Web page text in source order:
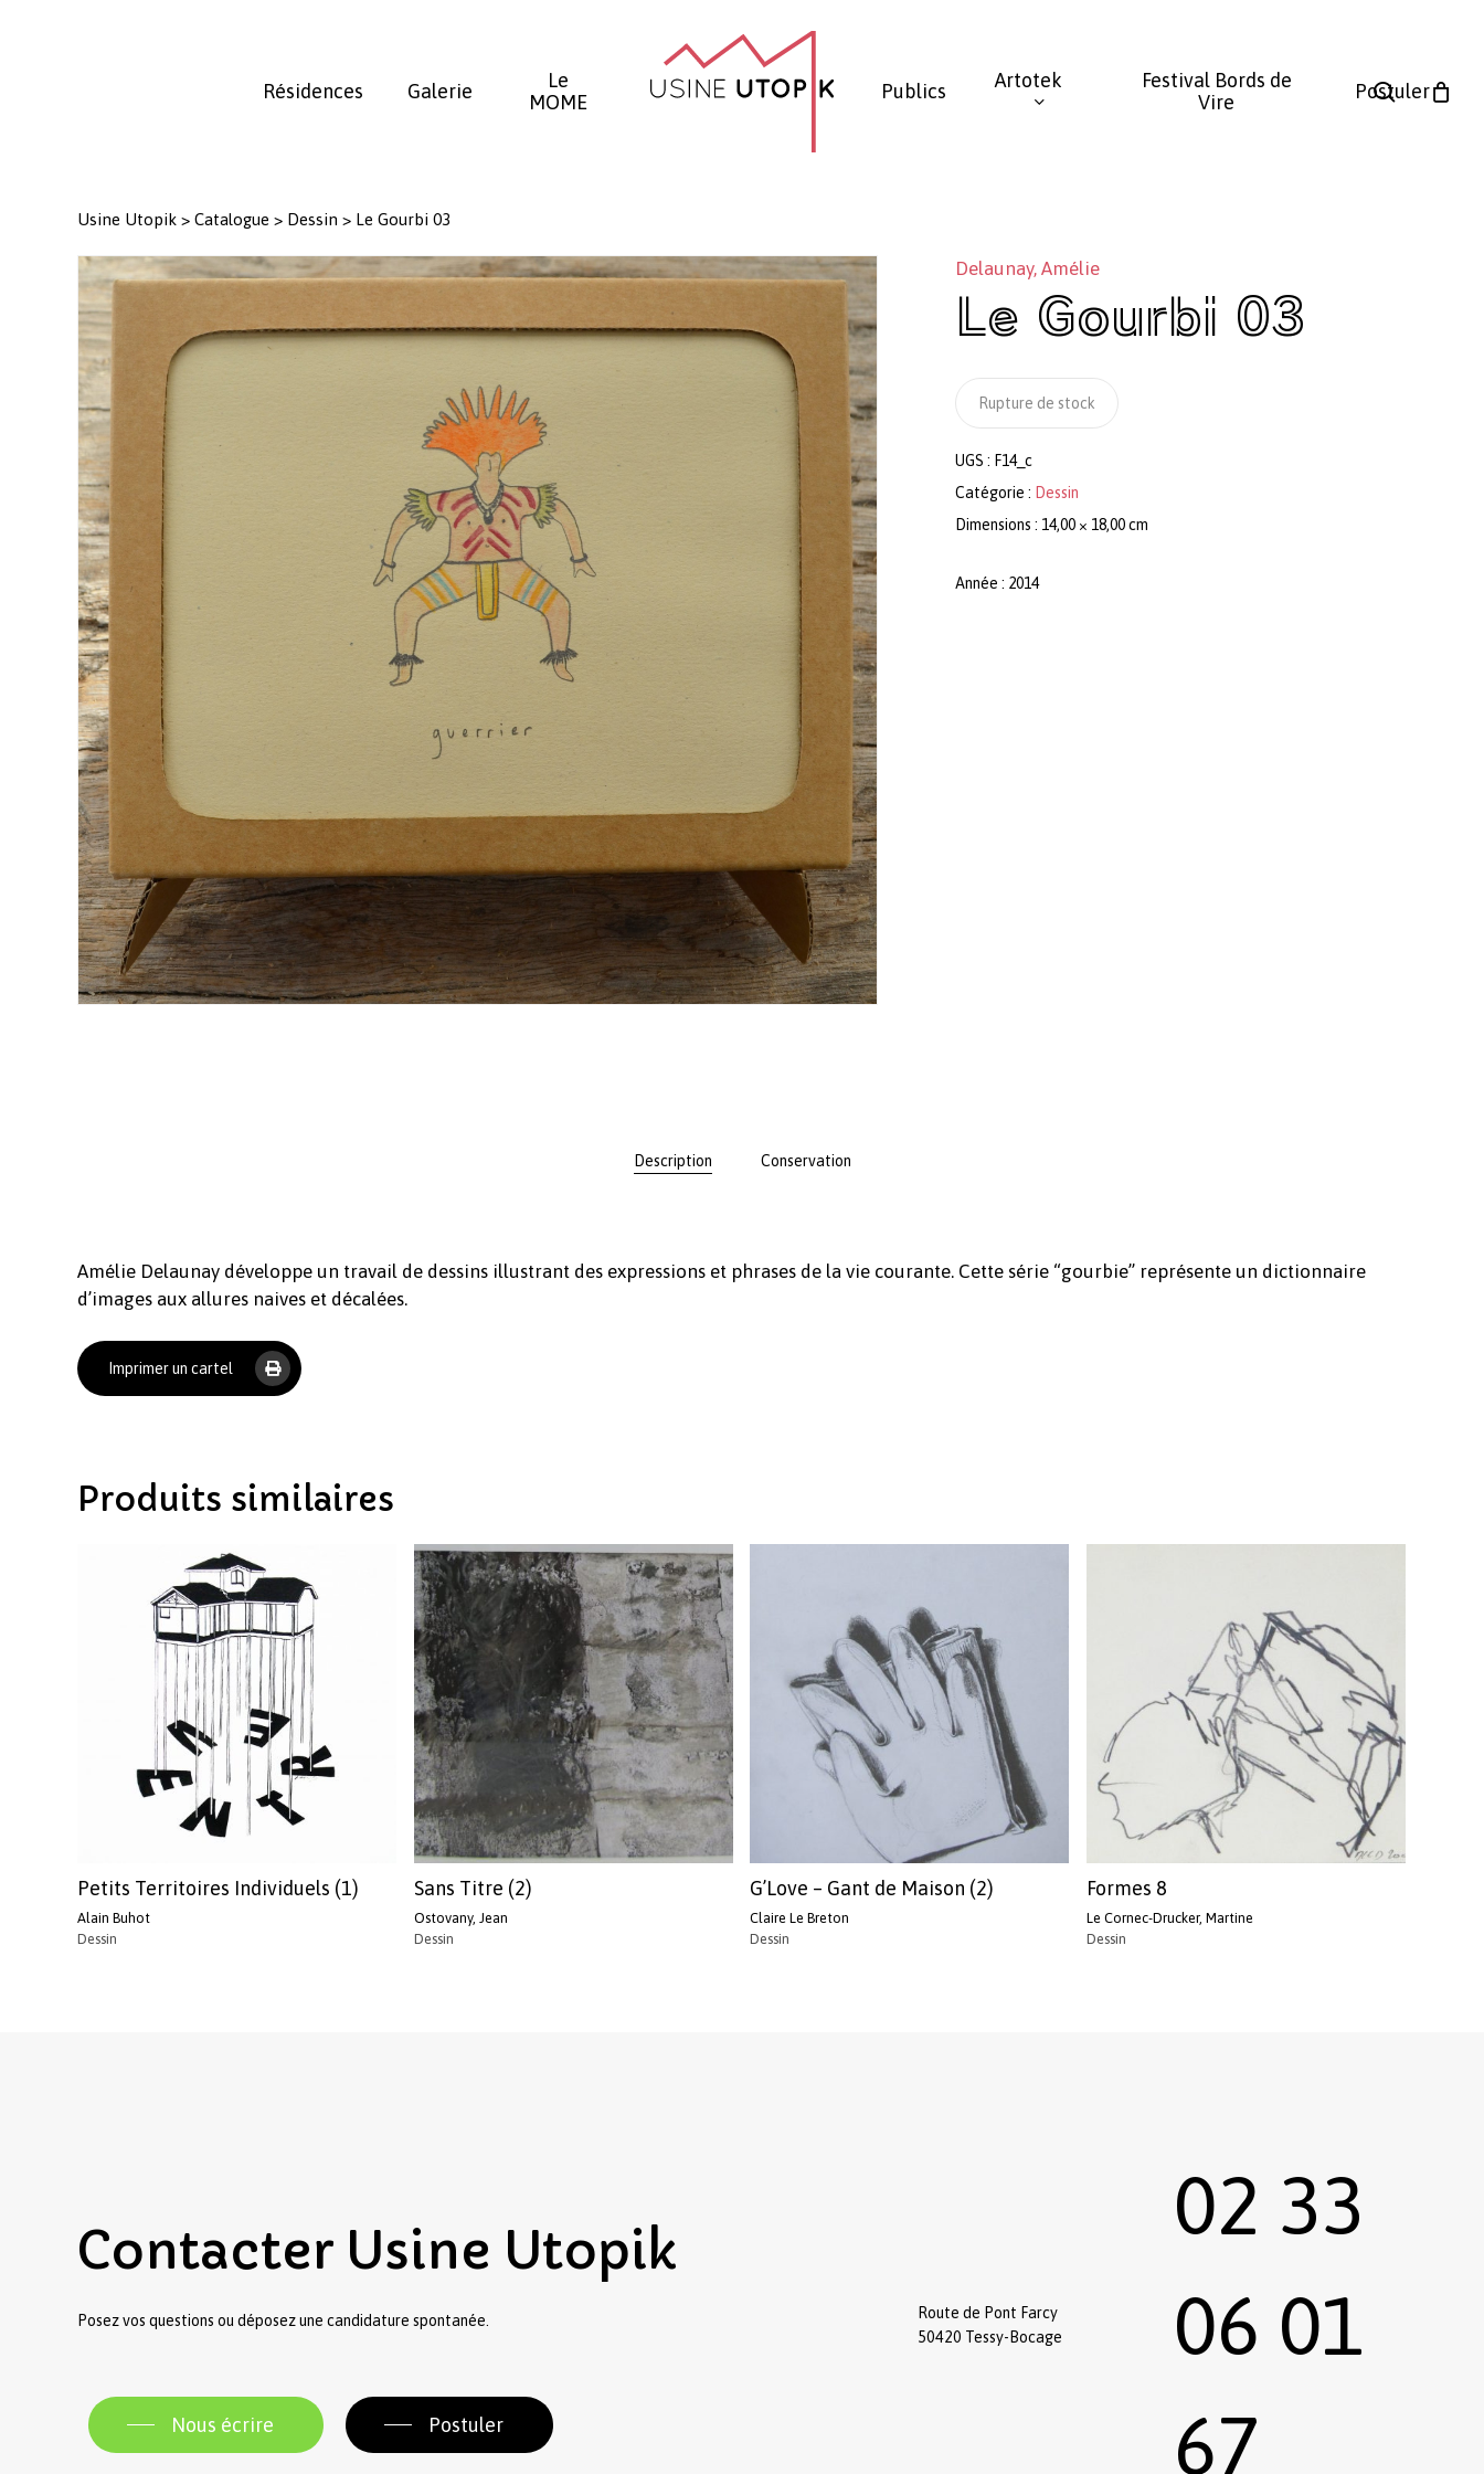
Résidences Galerie
Le
MOME
Publics Artotek
Festival Bords de
Vire
Postuler
search
panier
Votre panier est vide.
Usine Utopik > Catalogue > Dessin > Le Gourbi 03
Delaunay, Amélie
Le Gourbi 03
Rupture de stock
UGS : F14_c
Catégorie : Dessin
Dimensions : 14,00 × 18,00 cm
Année : 2014
Description Conservation
Amélie Delaunay développe un travail de dessins illustrant des expressions et phrases de la vie courante. Cette série “gourbie” représente un dictionnaire
d’images aux allures naives et décalées.
Imprimer un cartel
Produits similaires
Petits Territoires Individuels (1)
Alain Buhot
Dessin
Sans Titre (2)
Ostovany, Jean
Dessin
G’Love – Gant de Maison (2)
Claire Le Breton
Dessin
Formes 8
Le Cornec-Drucker, Martine
Dessin
Contacter Usine Utopik
Posez vos questions ou déposez une candidature spontanée.
Nous écrire Postuler
Route de Pont Farcy
50420 Tessy-Bocage
02 33
06 01
67